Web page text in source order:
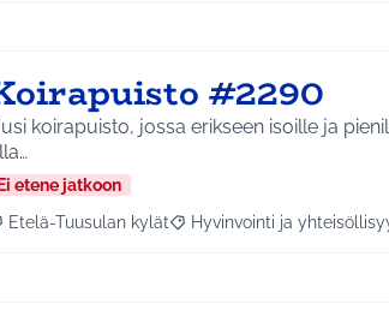
#2290
koirapuisto, jossa erikseen isoille ja
Ei etene jatkoon
tulokset aihepiirin mukaan: Etelä-Tuusulan
Etelä-Tuusulan kylät Rajaa tulokset teeman
Hyvinvointi ja